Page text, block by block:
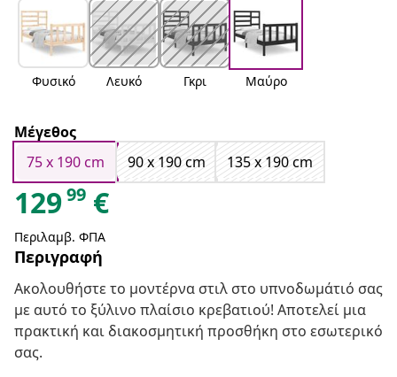
Φυσικό Λευκό Γκρι Μαύρο
Μέγεθος
75 x 190 cm
90 x 190 cm 135 x 190 cm
12999 €
Περιλαμβ. ΦΠΑ
Περιγραφή
Ακολουθήστε το μοντέρνα στιλ στο υπνοδωμάτιό σας
με αυτό το ξύλινο πλαίσιο κρεβατιού! Αποτελεί μια
πρακτική και διακοσμητική προσθήκη στο εσωτερικό
σας.